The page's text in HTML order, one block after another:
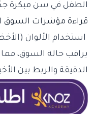
الطفل في سن مبكرة
قراءة مؤشرات السوق
استخدام الألوان
يراقب حالة السوق،
الدقيقة والربط بين